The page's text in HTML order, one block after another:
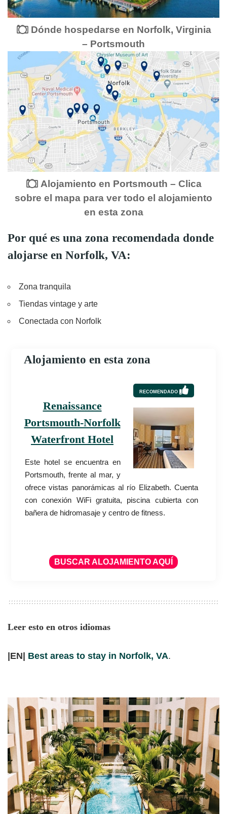
Dónde hospedarse en Norfolk, Virginia
– Portsmouth
Alojamiento en Portsmouth – Clica
sobre el mapa para ver todo el alojamiento
en esta zona
Por qué es una zona recomendada donde
alojarse en Norfolk, VA:
Zona tranquila
Tiendas vintage y arte
Conectada con Norfolk
Alojamiento en esta zona
RECOMENDADO
Renaissance
Portsmouth-Norfolk
Waterfront Hotel
Este hotel se encuentra en
Portsmouth, frente al mar, y
ofrece vistas panorámicas al río Elizabeth. Cuenta
con conexión WiFi gratuita, piscina cubierta con
bañera de hidromasaje y centro de fitness.
BUSCAR ALOJAMIENTO AQUÍ
Leer esto en otros idiomas
|EN| Best areas to stay in Norfolk, VA.